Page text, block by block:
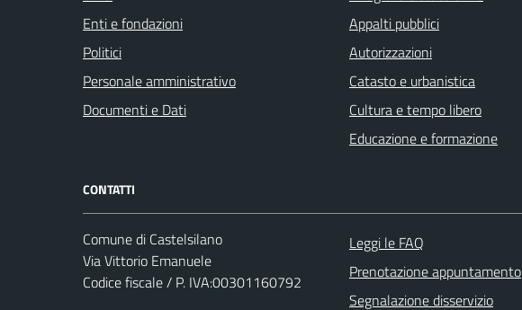
Enti e fondazioni
Politici
Personale amministrativo
Documenti e Dati
Appalti pubblici
Autorizzazioni
Catasto e urbanistica
Cultura e tempo libero
Educazione e formazione
CONTATTI
Comune di Castelsilano
Via Vittorio Emanuele
Codice fiscale / P. IVA:00301160792
Leggi le FAQ
Prenotazione appuntamento
Segnalazione disservizio